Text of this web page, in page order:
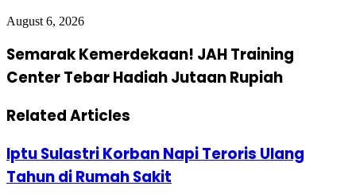
August 6, 2026
Semarak Kemerdekaan! JAH Training
Center Tebar Hadiah Jutaan Rupiah
Related Articles
Iptu Sulastri Korban Napi Teroris Ulang
Tahun di Rumah Sakit